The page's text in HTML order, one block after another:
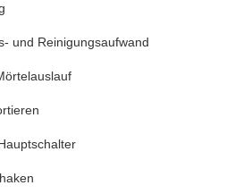
und Reinigungsaufwand